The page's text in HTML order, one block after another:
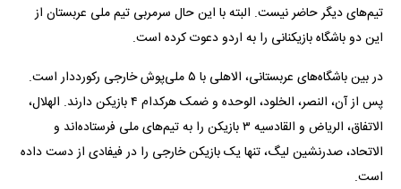
تیم‌های دیگر حاضر نیست. البته با این حال سرمربی تیم ملی عربستان از
این دو باشگاه بازیکنانی را به اردو دعوت کرده است.
در بین باشگاه‌های عربستانی، الاهلی با ۵ ملی‌پوش خارجی رکورددار است.
پس از آن، النصر، الخلود، الوحده و ضمک هرکدام ۴ بازیکن دارند. الهلال،
الاتفاق، الریاض و القادسیه ۳ بازیکن را به تیم‌های ملی فرستاده‌اند و
الاتحاد، صدرنشین لیگ، تنها یک بازیکن خارجی را در فیفادی از دست داده
است.